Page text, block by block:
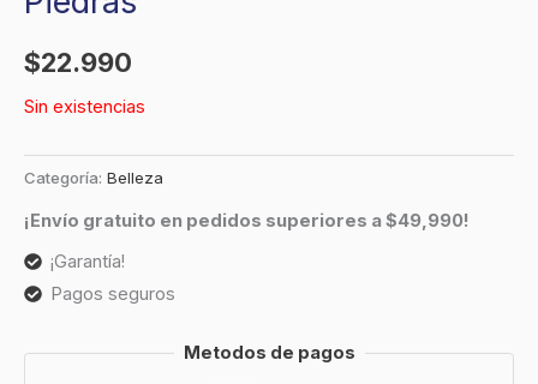
$22.990
Sin existencias
Categoría: Belleza
¡Envío gratuito en pedidos superiores a $49,990!
¡Garantía!
Pagos seguros
Metodos de pagos